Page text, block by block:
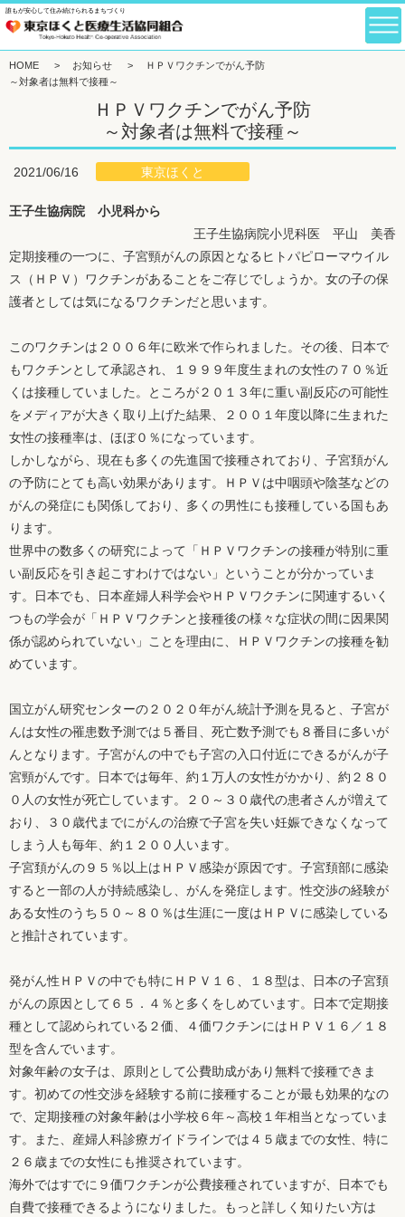
誰もが安心して住み続けられるまちづくり
HOME > お知らせ >
ＨＰＶワクチンでがん予防
～対象者は無料で接種～
ＨＰＶワクチンでがん予防
～対象者は無料で接種～
2021/06/16 東京ほくと
王子生協病院 小児科から
王子生協病院小児科医 平山 美香
定期接種の一つに、子宮頸がんの原因となるヒトパピローマウイル
ス（ＨＰＶ）ワクチンがあることをご存じでしょうか。女の子の保
護者としては気になるワクチンだと思います。
このワクチンは２００６年に欧米で作られました。その後、日本で
もワクチンとして承認され、１９９９年度生まれの女性の７０％近
くは接種していました。ところが２０１３年に重い副反応の可能性
をメディアが大きく取り上げた結果、２００１年度以降に生まれた
女性の接種率は、ほぼ０％になっています。
しかしながら、現在も多くの先進国で接種されており、子宮頚がん
の予防にとても高い効果があります。ＨＰＶは中咽頭や陰茎などの
がんの発症にも関係しており、多くの男性にも接種している国もあ
ります。
世界中の数多くの研究によって「ＨＰＶワクチンの接種が特別に重
い副反応を引き起こすわけではない」ということが分かっていま
す。日本でも、日本産婦人科学会やＨＰＶワクチンに関連するいく
つもの学会が「ＨＰＶワクチンと接種後の様々な症状の間に因果関
係が認められていない」ことを理由に、ＨＰＶワクチンの接種を勧
めています。
国立がん研究センターの２０２０年がん統計予測を見ると、子宮が
んは女性の罹患数予測では５番目、死亡数予測でも８番目に多いが
んとなります。子宮がんの中でも子宮の入口付近にできるがんが子
宮頸がんです。日本では毎年、約１万人の女性がかかり、約２８０
０人の女性が死亡しています。２０～３０歳代の患者さんが増えて
おり、３０歳代までにがんの治療で子宮を失い妊娠できなくなって
しまう人も毎年、約１２００人います。
子宮頚がんの９５％以上はＨＰＶ感染が原因です。子宮頚部に感染
すると一部の人が持続感染し、がんを発症します。性交渉の経験が
ある女性のうち５０～８０％は生涯に一度はＨＰＶに感染している
と推計されています。
発がん性ＨＰＶの中でも特にＨＰＶ１６、１８型は、日本の子宮頚
がんの原因として６５．４％と多くをしめています。日本で定期接
種として認められている２価、４価ワクチンにはＨＰＶ１６／１８
型を含んでいます。
対象年齢の女子は、原則として公費助成があり無料で接種できま
す。初めての性交渉を経験する前に接種することが最も効果的なの
で、定期接種の対象年齢は小学校６年～高校１年相当となっていま
す。また、産婦人科診療ガイドラインでは４５歳までの女性、特に
２６歳までの女性にも推奨されています。
海外ではすでに９価ワクチンが公費接種されていますが、日本でも
自費で接種できるようになりました。もっと詳しく知りたい方は